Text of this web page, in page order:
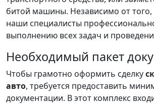
битой машины. Независимо от
наши специалисты
выполнению всех задач и
Необходимый пакет
Чтобы грамотно оформить сделку
авто, требуется предоставить
документации. В этот комплекс